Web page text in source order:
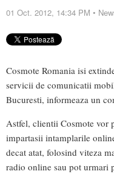
01 Oct. 2012, 14:34 PM •
Cosmote Romania isi
servicii de comunicatii
Bucuresti, informeaza un
Astfel, clientii Cosmote vor
impartasii intamplarile
decat atat, folosind viteza
radio online sau pot urmari